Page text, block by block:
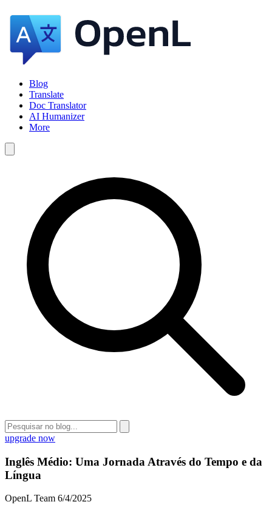
Blog
Translate
Doc Translator
AI Humanizer
More
upgrade now
Inglês Médio: Uma Jornada Através do Tempo e da
Língua
OpenL Team 6/4/2025